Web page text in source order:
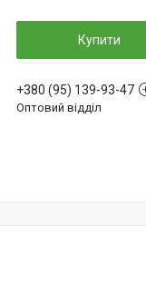
Купити
+380 (95) 139-93-47
Оптовий відділ